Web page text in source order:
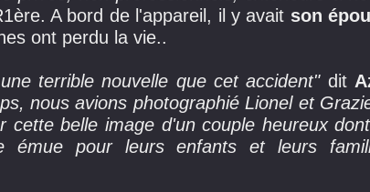
A bord de l'appareil, il y avait son
ont perdu la vie..
terrible nouvelle que cet accident" dit
nous avions photographié Lionel et
belle image d'un couple heureux
émue pour leurs enfants et leurs